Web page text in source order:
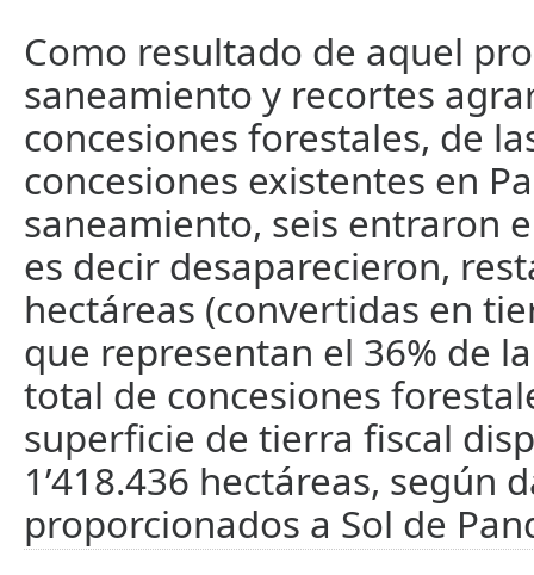
Como resultado de aquel
saneamiento y recortes
concesiones forestales, de
concesiones existentes en
saneamiento, seis entraron
es decir desaparecieron,
hectáreas (convertidas en
que representan el 36% de
total de concesiones
superficie de tierra fiscal
1’418.436 hectáreas, según
proporcionados a Sol de